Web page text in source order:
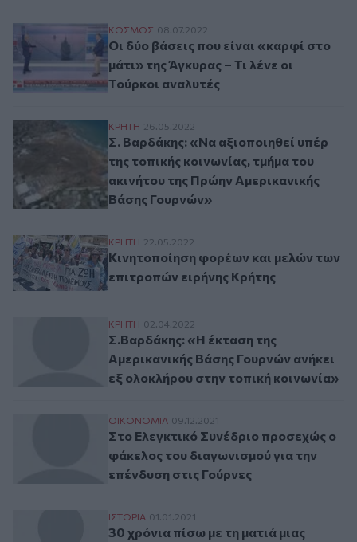
Οι δύο βάσεις που είναι «καρφί στο
ΚΟΣΜΟΣ 08.07.2022
Οι δύο βάσεις που είναι «καρφί στο
μάτι» της Άγκυρας – Τι λένε οι
Τούρκοι αναλυτές
Σ. Βαρδάκης: «Να αξιοποιηθεί υπέρ της
ΚΡΗΤΗ 26.05.2022
Σ. Βαρδάκης: «Να αξιοποιηθεί υπέρ
της τοπικής κοινωνίας, τμήμα του
ακινήτου της Πρώην Αμερικανικής
Βάσης Γουρνών»
Κινητοποίηση φορέων και μελών των
ΚΡΗΤΗ 22.05.2022
Κινητοποίηση φορέων και μελών των
επιτροπών ειρήνης Κρήτης
Σ.Βαρδάκης: «Η έκταση της
ΚΡΗΤΗ 02.04.2022
Σ.Βαρδάκης: «Η έκταση της
Αμερικανικής Βάσης Γουρνών ανήκει
εξ ολοκλήρου στην τοπική κοινωνία»
Στο Ελεγκτικό Συνέδριο προσεχώς ο
ΟΙΚΟΝΟΜΙΑ 09.12.2021
Στο Ελεγκτικό Συνέδριο προσεχώς ο
φάκελος του διαγωνισμού για την
επένδυση στις Γούρνες
30 χρόνια πίσω με τη ματιά μιας
ΙΣΤΟΡΙΑ 01.01.2021
30 χρόνια πίσω με τη ματιά μιας